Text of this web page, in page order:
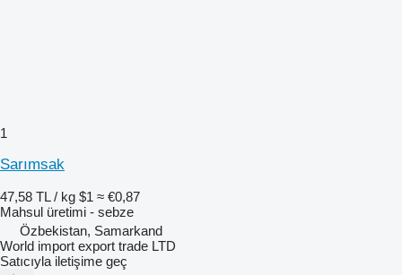
1
Sarımsak
47,58 TL / kg $1 ≈ €0,87
Mahsul üretimi - sebze
Özbekistan, Samarkand
World import export trade LTD
Satıcıyla iletişime geç